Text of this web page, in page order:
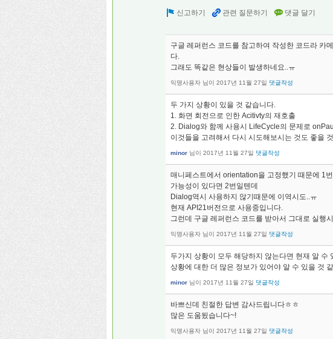
구글 레퍼런스 코드를 참고하여 작성한 코드라 카
다.
그래도 똑같은 현상들이 발생하네요..ㅠ
익명사용자 님이 2017년 11월 27일 댓글작성
두 가지 상황이 있을 것 같습니다.
1. 화면 회전으로 인한 Acitivty의 재호출
2. Dialog와 함께 사용시 LifeCycle의 문제로
이것들을 고려해서 다시 시도해보시는 것도 좋을
minor 님이 2017년 11월 27일 댓글작성
매니페스트에서 orientation을 고정했기 때문에 1
가능성이 있다면 2번일텐데
Dialog역시 사용하지 않기때문에 이역시도..ㅠ
현재 API21버전으로 사용중입니다.
그런데 구글 레퍼런스 코드를 받아서 그대로 실행
익명사용자 님이 2017년 11월 27일 댓글작성
두가지 상황이 모두 해당하지 않는다면 현재 알 수
상황에 대한 더 많은 정보가 있어야 알 수 있을 것
minor 님이 2017년 11월 27일 댓글작성
바쁘신데 친절한 답변 감사드립니다ㅎㅎ
많은 도움됬습니다~!
익명사용자 님이 2017년 11월 27일 댓글작성